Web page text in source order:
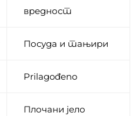
вредност
Посуда и тањири
Prilagođeno
Плочани јело